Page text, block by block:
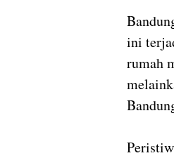
ini
rumah